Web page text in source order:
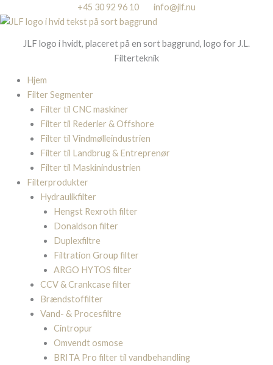
til
+45 30 92 96 10 info@jlf.nu
JLF logo i hvidt, placeret på en sort baggrund, logo for J.L.
Filterteknik
Hjem
Filter Segmenter
Filter til CNC maskiner
Filter til Rederier & Offshore
Filter til Vindmølleindustrien
Filter til Landbrug & Entreprenør
Filter til Maskinindustrien
Filterprodukter
Hydraulikfilter
Hengst Rexroth filter
Donaldson filter
Duplexfiltre
Filtration Group filter
ARGO HYTOS filter
CCV & Crankcase filter
Brændstoffilter
Vand- & Procesfiltre
Cintropur
Omvendt osmose
BRITA Pro filter til vandbehandling